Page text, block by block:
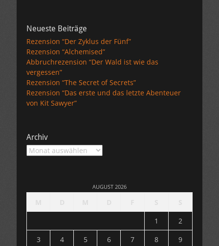
Neueste Beiträge
Rezension “Der Zyklus der Fünf”
Rezension “Alchemised”
Abbruchrezension “Der Wald ist wie das
vergessen”
Rezension “The Secret of Secrets”
Rezension “Das erste und das letzte Abenteuer
von Kit Sawyer”
Archiv
Archiv
AUGUST 2026
1
2
3
4 5 6 7 8 9